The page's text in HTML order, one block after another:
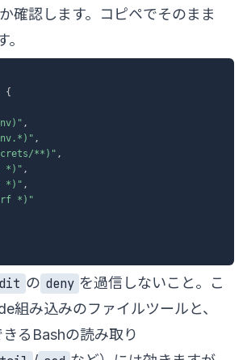
確認します。コピペでそのまま
{
,
,
**)" ,
*)" ,
*)" ,
-rf *)"
の deny を過信しないこと。こ
組み込みのファイルツールと、
るBashの読み取り